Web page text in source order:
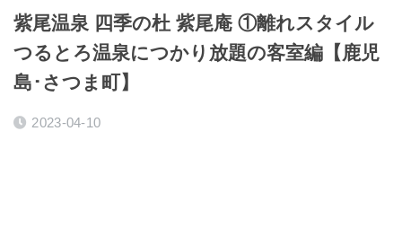
紫尾温泉 四季の杜 紫尾庵 ①離れスタイル
つるとろ温泉につかり放題の客室編【鹿児
島･さつま町】
2023-04-10